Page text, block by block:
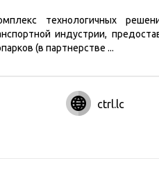
технологичных
индустрии,
(в партнерстве ...
ctrl.lc